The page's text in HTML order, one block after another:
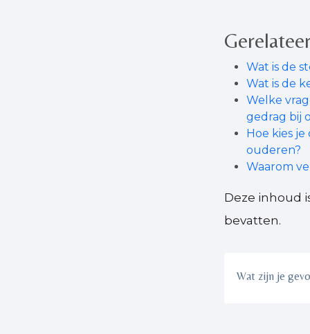
Wat is de
Wat is de
Welke
gedrag bij
Hoe kies
ouderen?
Waarom
Deze inhoud
bevatten.
Wat zijn je